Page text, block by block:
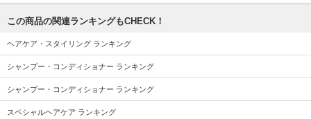
この商品の関連ランキングもCHECK！
ヘアケア・スタイリング ランキング
シャンプー・コンディショナー ランキング
シャンプー・コンディショナー ランキング
スペシャルヘアケア ランキング